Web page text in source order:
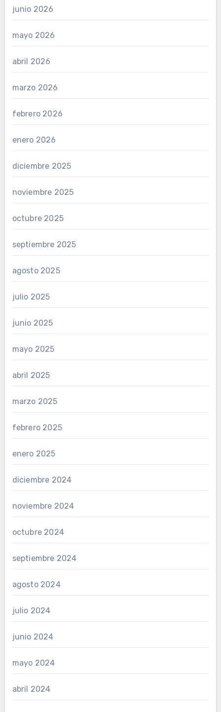
junio 2026
mayo 2026
abril 2026
marzo 2026
febrero 2026
enero 2026
diciembre 2025
noviembre 2025
octubre 2025
septiembre 2025
agosto 2025
julio 2025
junio 2025
mayo 2025
abril 2025
marzo 2025
febrero 2025
enero 2025
diciembre 2024
noviembre 2024
octubre 2024
septiembre 2024
agosto 2024
julio 2024
junio 2024
mayo 2024
abril 2024